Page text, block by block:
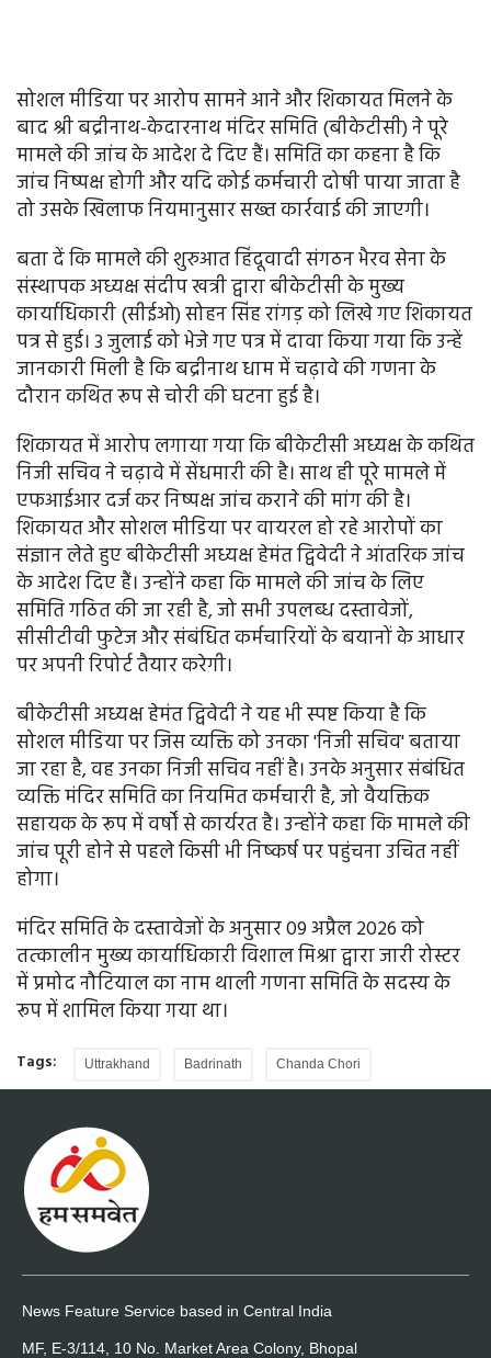
सोशल मीडिया पर आरोप सामने आने और शिकायत मिलने के
बाद श्री बद्रीनाथ-केदारनाथ मंदिर समिति (बीकेटीसी) ने पूरे
मामले की जांच के आदेश दे दिए हैं। समिति का कहना है कि
जांच निष्पक्ष होगी और यदि कोई कर्मचारी दोषी पाया जाता है
तो उसके खिलाफ नियमानुसार सख्त कार्रवाई की जाएगी।
बता दें कि मामले की शुरुआत हिंदूवादी संगठन भैरव सेना के
संस्थापक अध्यक्ष संदीप खत्री द्वारा बीकेटीसी के मुख्य
कार्याधिकारी (सीईओ) सोहन सिंह रांगड़ को लिखे गए शिकायत
पत्र से हुई। 3 जुलाई को भेजे गए पत्र में दावा किया गया कि उन्हें
जानकारी मिली है कि बद्रीनाथ धाम में चढ़ावे की गणना के
दौरान कथित रूप से चोरी की घटना हुई है।
शिकायत में आरोप लगाया गया कि बीकेटीसी अध्यक्ष के कथित
निजी सचिव ने चढ़ावे में सेंधमारी की है। साथ ही पूरे मामले में
एफआईआर दर्ज कर निष्पक्ष जांच कराने की मांग की है।
शिकायत और सोशल मीडिया पर वायरल हो रहे आरोपों का
संज्ञान लेते हुए बीकेटीसी अध्यक्ष हेमंत द्विवेदी ने आंतरिक जांच
के आदेश दिए हैं। उन्होंने कहा कि मामले की जांच के लिए
समिति गठित की जा रही है, जो सभी उपलब्ध दस्तावेजों,
सीसीटीवी फुटेज और संबंधित कर्मचारियों के बयानों के आधार
पर अपनी रिपोर्ट तैयार करेगी।
बीकेटीसी अध्यक्ष हेमंत द्विवेदी ने यह भी स्पष्ट किया है कि
सोशल मीडिया पर जिस व्यक्ति को उनका 'निजी सचिव' बताया
जा रहा है, वह उनका निजी सचिव नहीं है। उनके अनुसार संबंधित
व्यक्ति मंदिर समिति का नियमित कर्मचारी है, जो वैयक्तिक
सहायक के रूप में वर्षों से कार्यरत है। उन्होंने कहा कि मामले की
जांच पूरी होने से पहले किसी भी निष्कर्ष पर पहुंचना उचित नहीं
होगा।
मंदिर समिति के दस्तावेजों के अनुसार 09 अप्रैल 2026 को
तत्कालीन मुख्य कार्याधिकारी विशाल मिश्रा द्वारा जारी रोस्टर
में प्रमोद नौटियाल का नाम थाली गणना समिति के सदस्य के
रूप में शामिल किया गया था।
Tags: Uttrakhand Badrinath Chanda Chori
News Feature Service based in Central India
MF, E-3/114, 10 No. Market Area Colony, Bhopal